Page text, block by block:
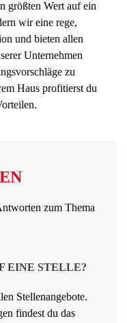
größten Wert auf ein
wir eine rege,
und bieten allen
Unternehmen
zu
Haus profitierst du
zum Thema
EINE STELLE?
Stellenangebote.
findest du das